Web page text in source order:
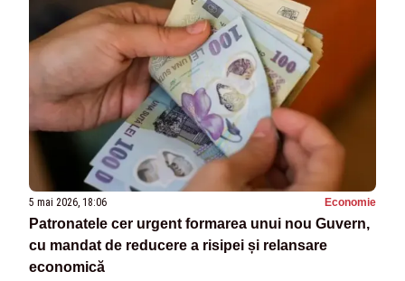
5 mai 2026, 18:06 Economie
Patronatele cer urgent formarea unui nou Guvern,
cu mandat de reducere a risipei și relansare
economică